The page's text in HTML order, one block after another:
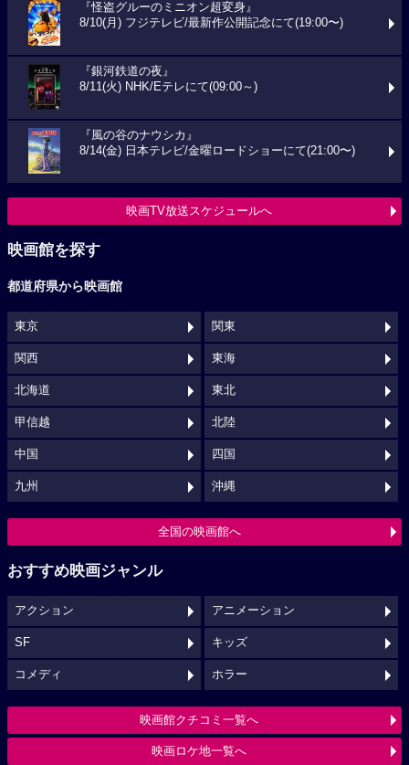
『怪盗グルーのミニオン超変身』
8/10(月) フジテレビ/最新作公開記念にて(19:00〜)
『銀河鉄道の夜』
8/11(火) NHK/Eテレにて(09:00～)
『風の谷のナウシカ』
8/14(金) 日本テレビ/金曜ロードショーにて(21:00〜)
映画TV放送スケジュールへ
映画館を探す
都道府県から映画館
東京 関東
関西 東海
北海道 東北
甲信越 北陸
中国 四国
九州 沖縄
全国の映画館へ
おすすめ映画ジャンル
アクション アニメーション
SF キッズ
コメディ ホラー
映画館クチコミ一覧へ
映画ロケ地一覧へ